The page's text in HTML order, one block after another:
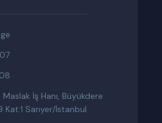
İş Hanı, Büyükdere
Kat:1 Sarıyer/İstanbul